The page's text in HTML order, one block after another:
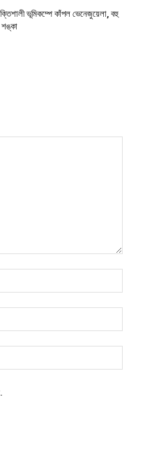
ভূমিকম্পে কাঁপল ভেনেজুয়েলা, বহু
শঙ্কা